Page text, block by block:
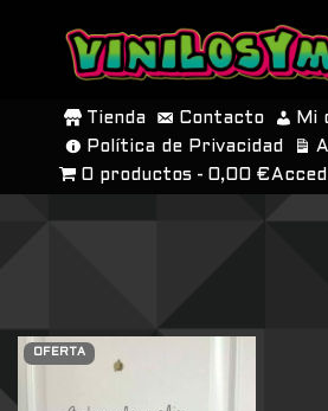
SALTAR
CONTENIDO
Tienda Contacto
Mi
Política de Privacidad
0 productos
0,00 €
OFERTA